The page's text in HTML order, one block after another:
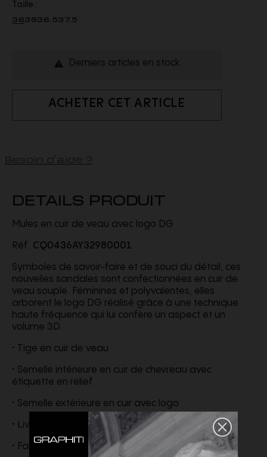
Taille :
363936.537.5
 Derniers articles en stock
ACHETER CET ARTICLE
DETAILS PRODUIT
Mules en cuir de veau avec logo DG
Réf. CQ0436AY32980001
Symboles de savoir-faire et de souci du détail, ces
nouvelles sandales sont confectionnées en cuir de
veau souple. Féminines et polyvalentes, elles
arborent le logo DG réalisé grâce à une technique
haute fréquence qui lui confère un aspect et un
volume 3D.
• Tige en cuir de veau
• Semelle intérieure en cuir de chevreau avec
étiquette en relief
• Semelle extérieure en cuir avec logo
• Livré dans un emballage thématique
• Fabriqué en Italie